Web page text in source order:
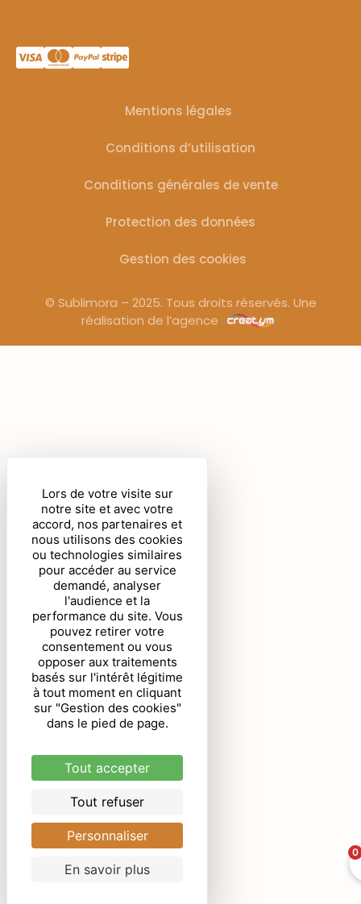
Mentions légales
Conditions d’utilisation
Conditions générales de vente
Protection des données
Gestion des cookies
© Sublimora – 2025. Tous droits réservés. Une
réalisation de l’agence
0
Lors de votre visite sur
notre site et avec votre
accord, nos partenaires et
nous utilisons des cookies
ou technologies similaires
pour accéder au service
demandé, analyser
l'audience et la
performance du site. Vous
pouvez retirer votre
consentement ou vous
opposer aux traitements
basés sur l'intérêt légitime
à tout moment en cliquant
sur "Gestion des cookies"
dans le pied de page.
Tout accepter
Tout refuser
Personnaliser
En savoir plus